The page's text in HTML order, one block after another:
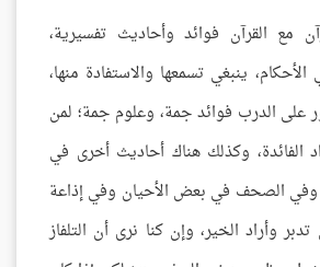
مع القرآن فوائد وأحاديث تفسيرية،
ينبغي تسمعها والاستفادة منها،
على الدرب فوائد جمة، وعلوم جمة؛ لمن
الفائدة، وكذلك هناك أحاديث أخرى في
وفي الصحف في بعض الأحيان وفي إذاعة
وأراد الخير، وإن كنا نرى أن التلفاز